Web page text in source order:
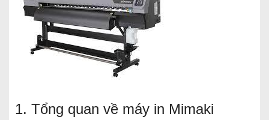
1. Tổng quan về máy in Mimaki